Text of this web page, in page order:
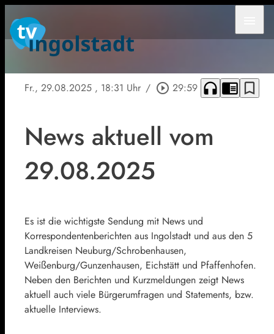
Fr., 29.08.2025 , 18:31 Uhr / play_circle_outline 29:59 headphones chrome_reader_mode bookmark_border
News aktuell vom
29.08.2025
Es ist die wichtigste Sendung mit News und
Korrespondentenberichten aus Ingolstadt und aus den 5
Landkreisen Neuburg/Schrobenhausen,
Weißenburg/Gunzenhausen, Eichstätt und Pfaffenhofen.
Neben den Berichten und Kurzmeldungen zeigt News
aktuell auch viele Bürgerumfragen und Statements, bzw.
aktuelle Interviews.